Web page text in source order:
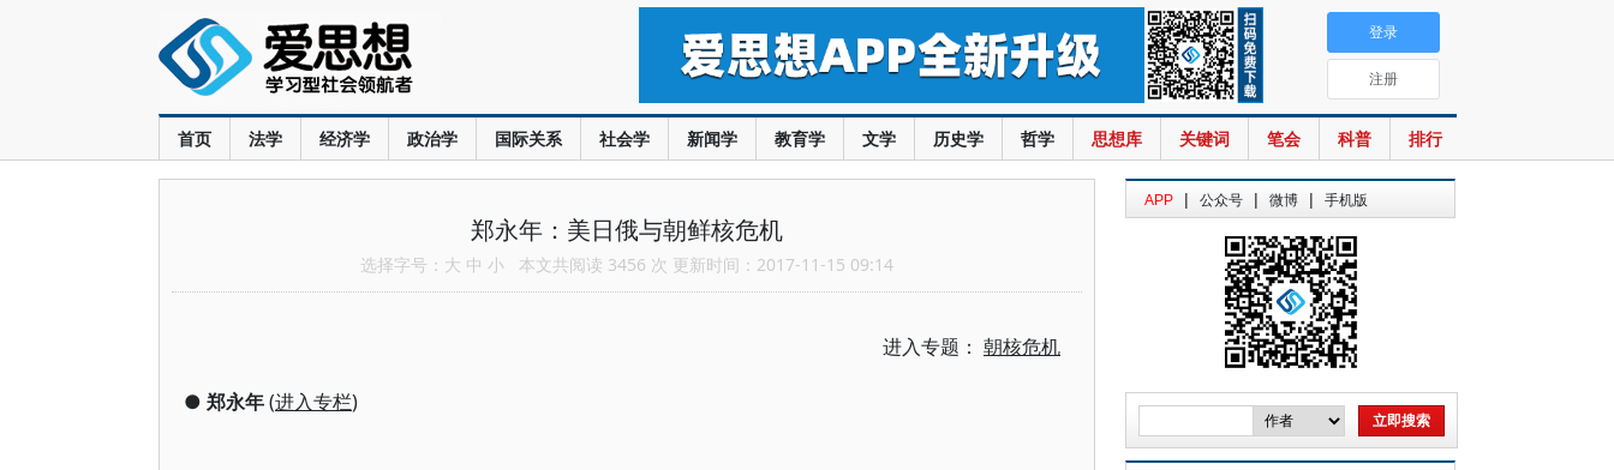
首页 法学 经济学 政治学 国际关系 社会学 新闻学 教育学 文学 历史学 哲学 思想库 关键词 笔会 科普 排行
登录
注册
郑永年：美日俄与朝鲜核危机
选择字号： 大 中 小 本文共阅读 3456 次 更新时间：2017-11-15 09:14
进入专题： 朝核危机
● 郑永年(进入专栏)
APP | 公众号 | 微博 | 手机版